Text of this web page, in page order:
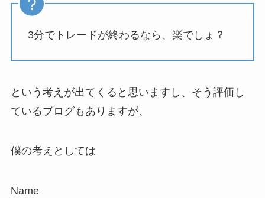
3分でトレードが終わるなら、楽でしょ？
という考えが出てくると思いますし、そう評価し
ているブログもありますが、
僕の考えとしては
Name